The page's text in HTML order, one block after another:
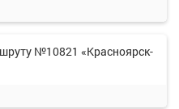
№10821 «Красноярск-